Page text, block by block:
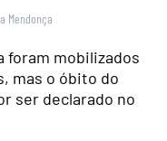
Mendonça
foram mobilizados
mas o óbito do
ser declarado no